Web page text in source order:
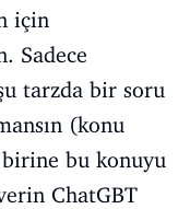
için
Sadece
tarzda bir soru
(konu
bu konuyu
ChatGBT